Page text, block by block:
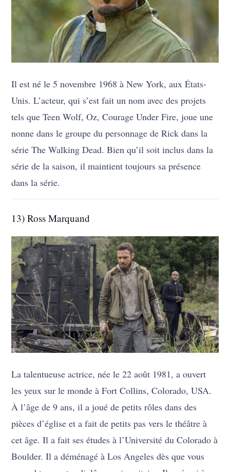
Il est né le 5 novembre 1968 à New York, aux États-
Unis. L’acteur, qui s’est fait un nom avec des projets
tels que Teen Wolf, Oz, Courage Under Fire, joue une
nonne dans le groupe du personnage de Rick dans la
série The Walking Dead. Bien qu’il soit inclus dans la
série de la saison, il maintient toujours sa présence
dans la série.
13) Ross Marquand
La talentueuse actrice, née le 22 août 1981, a ouvert
les yeux sur le monde à Fort Collins, Colorado, USA.
À l’âge de 9 ans, il a joué de petits rôles dans des
pièces d’église et a fait de petits pas vers le théâtre à
cet âge. Il a fait ses études à l’Université du Colorado à
Boulder. Il a déménagé à Los Angeles dès que vous